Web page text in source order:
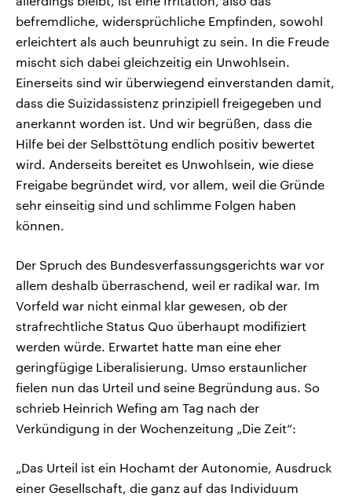
befremdliche, widersprüchliche Empfinden, sowohl
erleichtert als auch beunruhigt zu sein. In die Freude
mischt sich dabei gleichzeitig ein Unwohlsein.
Einerseits sind wir überwiegend einverstanden damit,
dass die Suizidassistenz prinzipiell freigegeben und
anerkannt worden ist. Und wir begrüßen, dass die
Hilfe bei der Selbsttötung endlich positiv bewertet
wird. Anderseits bereitet es Unwohlsein, wie diese
Freigabe begründet wird, vor allem, weil die Gründe
sehr einseitig sind und schlimme Folgen haben
können.
Der Spruch des Bundesverfassungsgerichts war vor
allem deshalb überraschend, weil er radikal war. Im
Vorfeld war nicht einmal klar gewesen, ob der
strafrechtliche Status Quo überhaupt modifiziert
werden würde. Erwartet hatte man eine eher
geringfügige Liberalisierung. Umso erstaunlicher
fielen nun das Urteil und seine Begründung aus. So
schrieb Heinrich Wefing am Tag nach der
Verkündigung in der Wochenzeitung „Die Zeit“:
„Das Urteil ist ein Hochamt der Autonomie, Ausdruck
einer Gesellschaft, die ganz auf das Individuum